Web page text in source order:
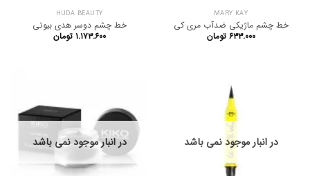
MARY KAY
خط چشم ماژیکی ضدآب مری کی
۶۳۳.۰۰۰ تومان
HUDA BEAUTY
خط چشم دو‌سر هدی بیوتی
۱.۱۷۳.۶۰۰ تومان
در انبار موجود نمی باشد در انبار موجود نمی باشد